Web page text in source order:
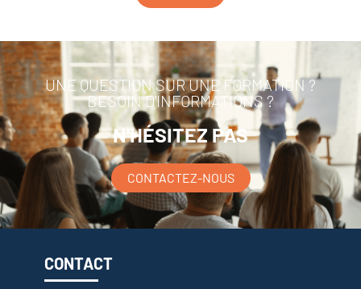
UNE QUESTION SUR UNE FORMATION ?
BESOIN D'INFORMATIONS ?
N'HÉSITEZ PAS
CONTACTEZ-NOUS
CONTACT